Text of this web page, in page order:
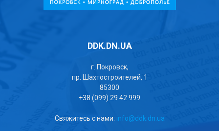
DDK.DN.UA
г. Покровск,
пр. Шахтостроителей, 1
85300
+38 (099) 29 42 999
Свяжитесь с нами: info@ddk.dn.ua